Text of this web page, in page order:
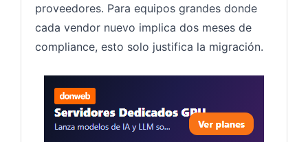
proveedores. Para equipos grandes donde
cada vendor nuevo implica dos meses de
compliance, esto solo justifica la migración.